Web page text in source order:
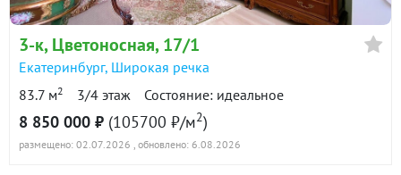
3-к, Цветоносная, 17/1
Екатеринбург, Широкая речка
83.7 м2 3/4 этаж Состояние: идеальное
8 850 000 ₽ (105700 ₽/м2)
размещено: 02.07.2026 , обновлено: 6.08.2026